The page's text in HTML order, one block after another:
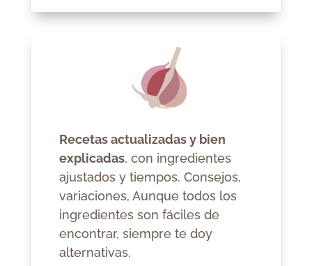
Recetas actualizadas y bien
explicadas, con ingredientes
ajustados y tiempos. Consejos,
variaciones, Aunque todos los
ingredientes son fáciles de
encontrar, siempre te doy
alternativas.